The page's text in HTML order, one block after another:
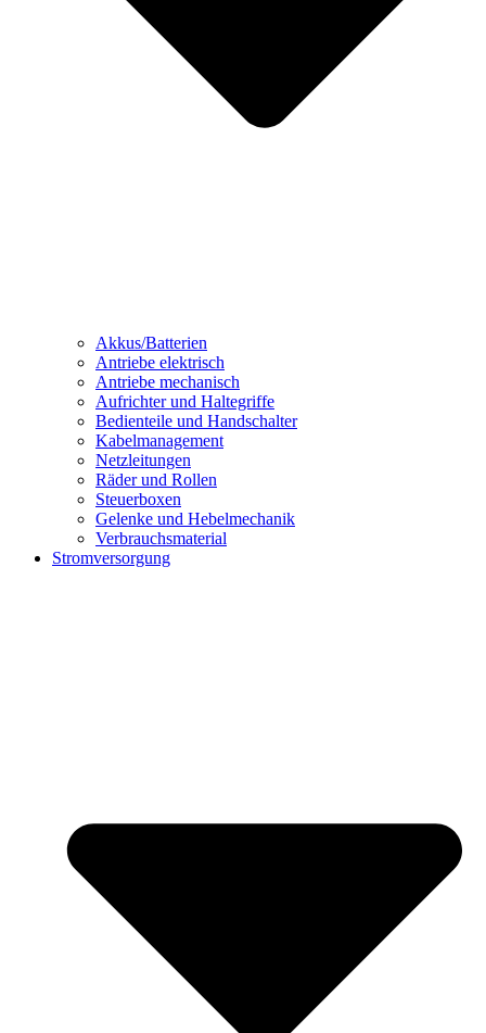
Akkus/Batterien
Antriebe elektrisch
Antriebe mechanisch
Aufrichter und Haltegriffe
Bedienteile und Handschalter
Kabelmanagement
Netzleitungen
Räder und Rollen
Steuerboxen
Gelenke und Hebelmechanik
Verbrauchsmaterial
Stromversorgung